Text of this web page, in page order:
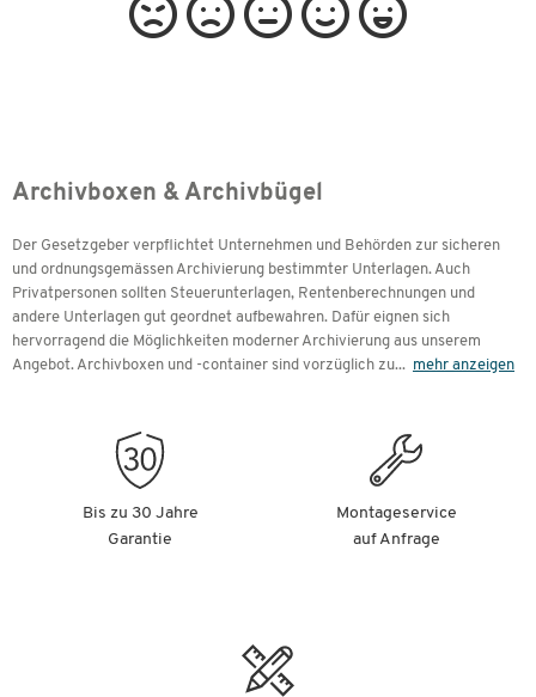
Archivboxen & Archivbügel
Der Gesetzgeber verpflichtet Unternehmen und Behörden zur sicheren
und ordnungsgemässen Archivierung bestimmter Unterlagen. Auch
Privatpersonen sollten Steuerunterlagen, Rentenberechnungen und
andere Unterlagen gut geordnet aufbewahren. Dafür eignen sich
hervorragend die Möglichkeiten moderner Archivierung aus unserem
Angebot. Archivboxen und -container sind vorzüglich zu... mehr anzeigen
Bis zu 30 Jahre
Garantie
Montageservice
auf Anfrage